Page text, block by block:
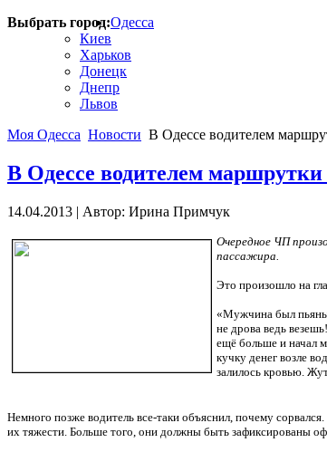
Выбрать город:Одесса
Киев
Харьков
Донецк
Днепр
Львов
Моя Одесса Новости В Одессе водителем
В Одессе водителем
14.04.2013 | Автор: Ирина Примчук
Очередное ЧП
пассажира.
Это произошло на
«Мужчина был
не дрова ведь
ещё больше и начал
кучку денег возле
залилось кровью.
Немного позже водитель все-таки объяснил, почему
их тяжести. Больше того, они должны быть зафиксированы